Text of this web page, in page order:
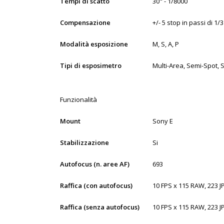
Compensazione +/- 5 stop in passi di 1/3
Modalità esposizione M, S, A, P
Tipi di esposimetro Multi-Area, Semi-Spot,
Funzionalità
Mount Sony E
Stabilizzazione Si
Autofocus (n. aree AF) 693
Raffica (con autofocus) 10 FPS x 115 RAW, 223
Raffica (senza autofocus) 10 FPS x 115 RAW, 223